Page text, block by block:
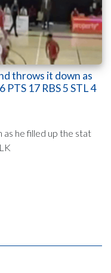
throws it down as
17 RBS 5 STL 4
he filled up the stat